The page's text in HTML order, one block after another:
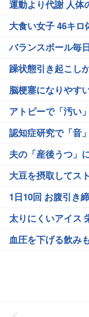
運動より代謝 人体
大食い女子 46キロ
バランスボール毎
躁状態引き起こし
脳梗塞になりやす
アトピーで「汚い
認知症研究で「音
夫の「産後うつ」
大豆を摂取してス
1日10回 お腹引き
太りにくいアイス
血圧を下げる飲み